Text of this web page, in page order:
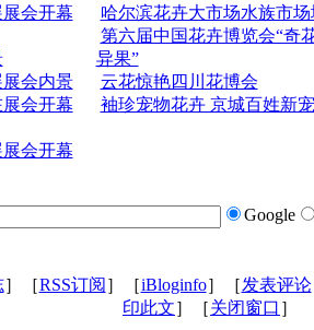
会开幕
会内景
会开幕
会开幕
哈尔滨花卉大市场水族市场
第六届中国花卉博览会“奇
异果”
云花惊艳四川花博会
袖珍宠物花卉 京城百姓新宠
Google
］［RSS订阅 ］［iBloginfo］［发表评论
印此文］［关闭窗口 ］